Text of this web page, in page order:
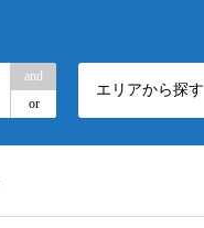
and
or
エリアから探す